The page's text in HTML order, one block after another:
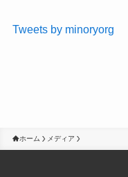
Tweets by minoryorg
ホーム メディア